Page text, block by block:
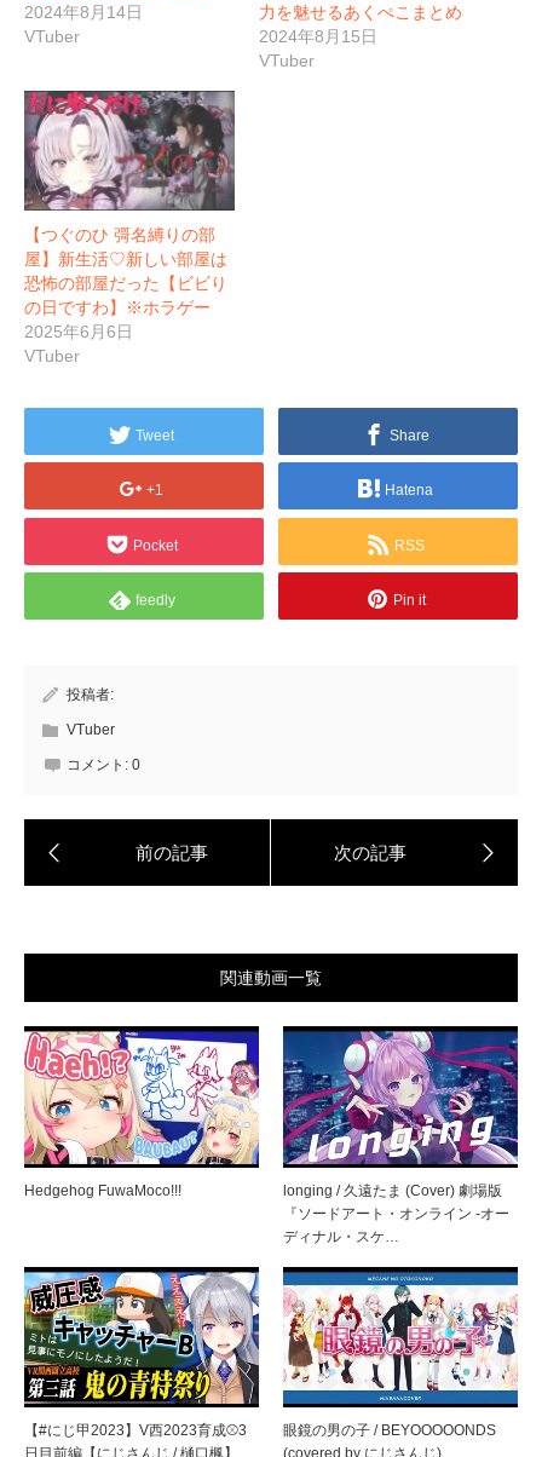
2024年8月14日
VTuber
力を魅せるあくぺこまとめ
2024年8月15日
VTuber
【つぐのひ 彁名縛りの部
屋】新生活♡新しい部屋は
恐怖の部屋だった【ビビり
の日ですわ】※ホラゲー
2025年6月6日
VTuber
Tweet Share
+1 Hatena
Pocket RSS
feedly Pin it
投稿者:
VTuber
コメント: 0
関連動画一覧
Hedgehog FuwaMoco!!!
longing / 久遠たま (Cover) 劇場版
『ソードアート・オンライン -オー
ディナル・スケ…
【#にじ甲2023】V西2023育成⚾3
日目前編【にじさんじ / 樋口楓】
眼鏡の男の子 / BEYOOOOONDS
(covered by にじさんじ)